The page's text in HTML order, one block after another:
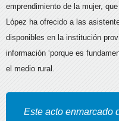
emprendimiento de la mujer,
López ha ofrecido a las
disponibles en la institución
información ‘porque es
el medio rural.
Este acto enmarcado